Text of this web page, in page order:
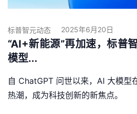
标普智元动态 2025年6月20日
“AI+新能源”再加速，标普
模型...
自 ChatGPT 问世以来，AI 大模型
热潮，成为科技创新的新焦点。